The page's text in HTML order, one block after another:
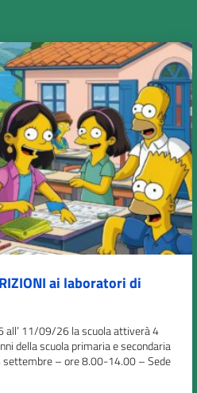
ai laboratori di
11/09/26 la scuola attiverà 4
della scuola primaria e secondaria
– ore 8.00-14.00 – Sede